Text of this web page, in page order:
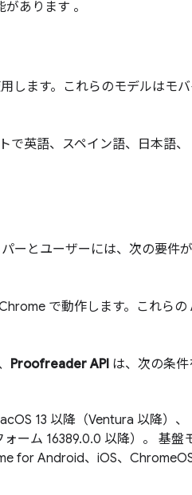
があります 。
します。これらのモデルはモ
で英語、スペイン語、日本語
ーとユーザーには、次の要件
で動作します。これらの
Proofreader API は、次の条
13 以降（Ventura 以降）
ーム 16389.0.0 以降）。 基盤
for Android、iOS、